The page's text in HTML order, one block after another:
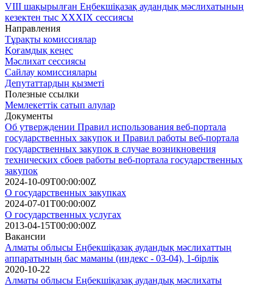
VІІІ шақырылған Еңбекшіқазақ аудандық мәслихатының
кезектен тыс XXХIX сессиясы
Направления
Тұрақты комиссиялар
Қоғамдық кеңес
Мәслихат сессиясы
Сайлау комиссиялары
Депутаттардың қызметі
Полезные ссылки
Мемлекеттік сатып алулар
Документы
Об утверждении Правил использования веб-портала
государственных закупок и Правил работы веб-портала
государственных закупок в случае возникновения
технических сбоев работы веб-портала государственных
закупок
2024-10-09T00:00:00Z
О государственных закупках
2024-07-01T00:00:00Z
О государственных услугах
2013-04-15T00:00:00Z
Вакансии
Алматы облысы Еңбекшіқазақ аудандық мәслихаттың
аппаратының бас маманы (индекс - 03-04), 1-бірлік
2020-10-22
Алматы облысы Еңбекшіқазақ аудандық мәслихаты